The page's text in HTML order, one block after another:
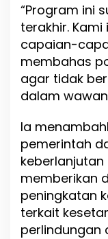
“Program ini
terakhir.
capaian-
membahas
agar tidak
dalam
Ia
pemerintah
memberikan
peningkatan
terkait
perlindungan